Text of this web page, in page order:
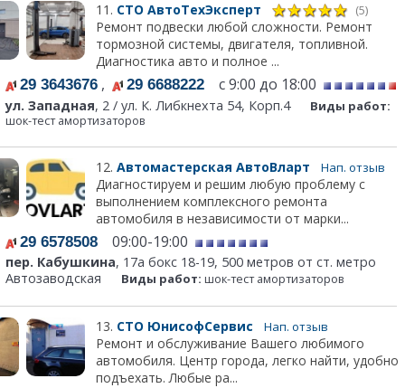
11. СТО АвтоТехЭксперт (5)
Ремонт подвески любой сложности. Ремонт
тормозной системы, двигателя, топливной.
Диагностика авто и полное ...
29 3643676 , 29 6688222 с 9:00 до 18:00
ул. Западная, 2 / ул. К. Либкнехта 54, Корп.4
Виды работ:
шок-тест амортизаторов
12. Автомастерская АвтоВларт Нап. отзыв
Диагностируем и решим любую проблему с
выполнением комплексного ремонта
автомобиля в независимости от марки...
29 6578508 09:00-19:00
пер. Кабушкина, 17а бокс 18-19, 500 метров от ст. метро
Автозаводская
Виды работ: шок-тест амортизаторов
13. СТО ЮнисофСервис Нап. отзыв
Ремонт и обслуживание Вашего любимого
автомобиля. Центр города, легко найти, удобно
подъехать. Любые ра...